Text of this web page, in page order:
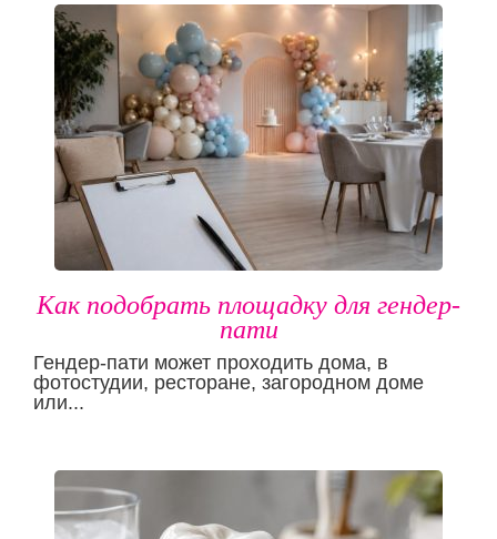
Как подобрать площадку для гендер-
пати
Гендер-пати может проходить дома, в
фотостудии, ресторане, загородном доме
или...